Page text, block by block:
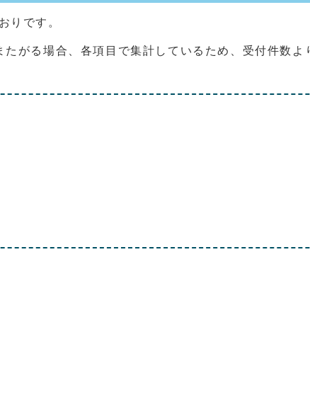
りです。
がる場合、各項目で集計しているため、受付件数よ